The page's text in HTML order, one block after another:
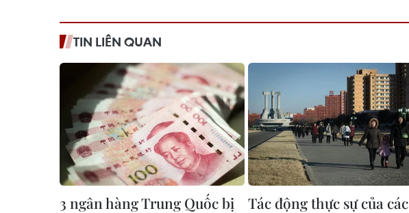
TIN LIÊN QUAN
3 ngân hàng Trung Quốc bị
Tác động thực sự của các